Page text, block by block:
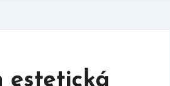
estetická